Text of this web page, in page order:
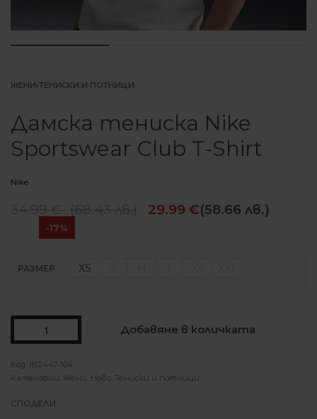
ЖЕНИ›ТЕНИСКИ И ПОТНИЦИ
Дамска тениска Nike
Sportswear Club T-Shirt
Nike
29.99 €(58.66 лв.)
-17%
РАЗМЕР XS
Добавяне в количката
IB2447-104
Категории: Жени Ново Тениски и потници
СПОДЕЛИ